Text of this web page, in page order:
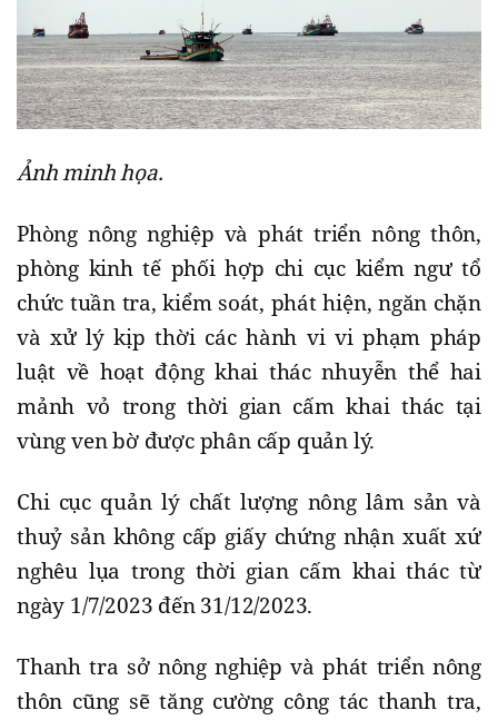
Ảnh minh họa.
Phòng nông nghiệp và phát triển nông thôn,
phòng kinh tế phối hợp chi cục kiểm ngư tổ
chức tuần tra, kiểm soát, phát hiện, ngăn chặn
và xử lý kịp thời các hành vi vi phạm pháp
luật về hoạt động khai thác nhuyễn thể hai
mảnh vỏ trong thời gian cấm khai thác tại
vùng ven bờ được phân cấp quản lý.
Chi cục quản lý chất lượng nông lâm sản và
thuỷ sản không cấp giấy chứng nhận xuất xứ
nghêu lụa trong thời gian cấm khai thác từ
ngày 1/7/2023 đến 31/12/2023.
Thanh tra sở nông nghiệp và phát triển nông
thôn cũng sẽ tăng cường công tác thanh tra,